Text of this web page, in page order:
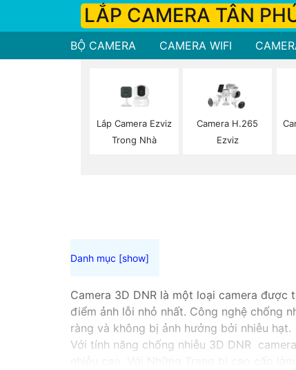
LẮP CAMERA TÂN
BỘ CAMERA CAMERA WIFI
Lắp Camera Ezviz
Trong Nhà
Camera H.265
Ezviz
Camera 3D DNR là một loại camera
điểm ảnh lỗi nhỏ nhất. Công nghệ chống
ràng và không bị ảnh hưởng bởi nhiễu hạt.
Với tính năng chống nhiễu 3D DNR